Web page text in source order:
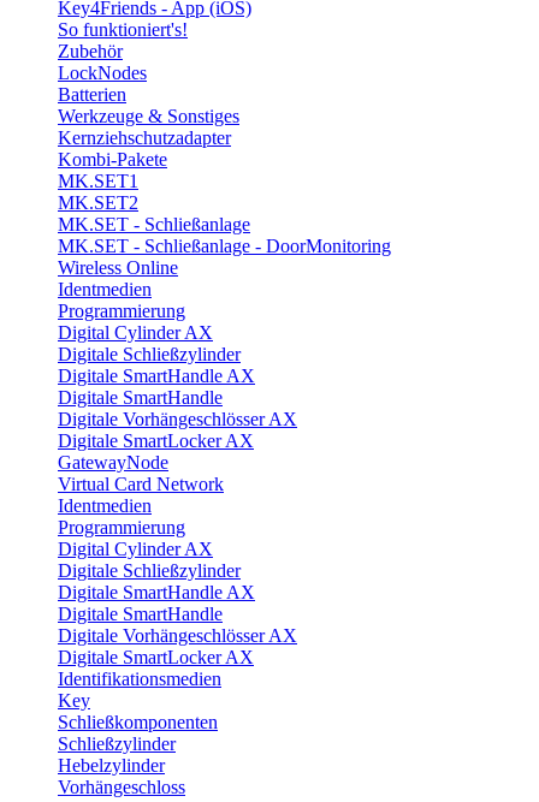
Key4Friends - App (iOS)
So funktioniert's!
Zubehör
LockNodes
Batterien
Werkzeuge & Sonstiges
Kernziehschutzadapter
Kombi-Pakete
MK.SET1
MK.SET2
MK.SET - Schließanlage
MK.SET - Schließanlage - DoorMonitoring
Wireless Online
Identmedien
Programmierung
Digital Cylinder AX
Digitale Schließzylinder
Digitale SmartHandle AX
Digitale SmartHandle
Digitale Vorhängeschlösser AX
Digitale SmartLocker AX
GatewayNode
Virtual Card Network
Identmedien
Programmierung
Digital Cylinder AX
Digitale Schließzylinder
Digitale SmartHandle AX
Digitale SmartHandle
Digitale Vorhängeschlösser AX
Digitale SmartLocker AX
Identifikationsmedien
Key
Schließkomponenten
Schließzylinder
Hebelzylinder
Vorhängeschloss